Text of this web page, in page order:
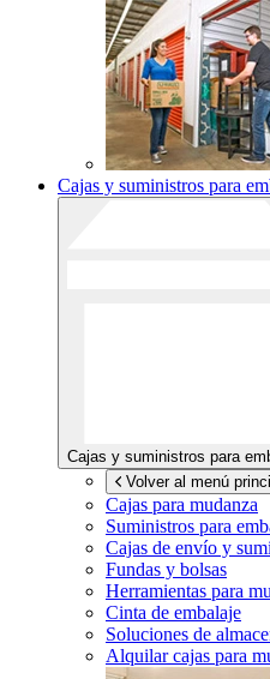
Cajas y suministros para
Cajas y suministros para
Volver al menú
Cajas para mudanza
Suministros para
Cajas de envío y
Fundas y bolsas
Herramientas para
Cinta de embalaje
Soluciones de
Alquilar cajas para